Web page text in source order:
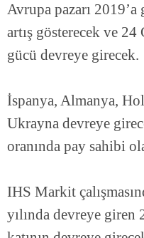
Avrupa pazarı 2019’a
artış gösterecek ve
gücü devreye girecek. ⠀
İspanya, Almanya,
Ukrayna devreye
oranında pay sahibi
IHS Markit
yılında devreye giren